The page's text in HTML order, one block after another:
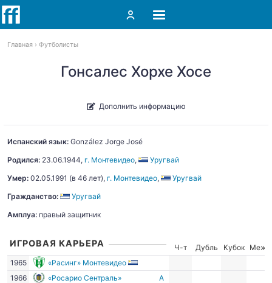
Главная Футболисты
Гонсалес Хорхе Хосе
Дополнить информацию
Испанский язык: González Jorge José
Родился: 23.06.1944, г. Монтевидео,
Уругвай
Умер: 02.05.1991 (в 46 лет), г. Монтевидео,
Уругвай
Гражданство:
Уругвай
Амплуа: правый защитник
ИГРОВАЯ КАРЬЕРА Ч-т Дубль Кубок
Межд.
1965
«Расинг» Монтевидео
1966
«Росарио Сентраль»
А